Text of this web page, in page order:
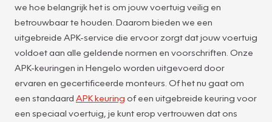
we hoe belangrijk het is om jouw voertuig veilig en
betrouwbaar te houden. Daarom bieden we een
uitgebreide APK-service die ervoor zorgt dat jouw voertuig
voldoet aan alle geldende normen en voorschriften. Onze
APK-keuringen in Hengelo worden uitgevoerd door
ervaren en gecertificeerde monteurs. Of het nu gaat om
een standaard APK keuring of een uitgebreide keuring voor
een speciaal voertuig, je kunt erop vertrouwen dat ons